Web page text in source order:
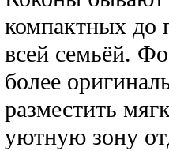
компактных до
всей семьёй.
более
разместить
уютную зону